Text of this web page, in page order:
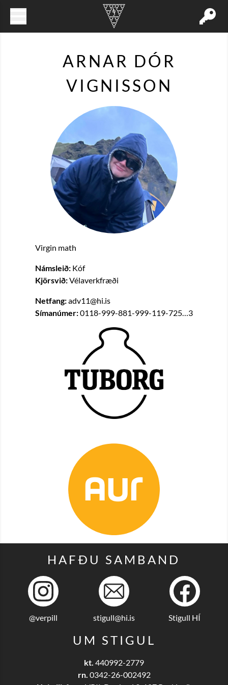
ARNAR DÓR
VIGNISSON
Virgin math
Námsleið: Kóf
Kjörsvið:Vélaverkfræði
Netfang:adv11@hi.is
Símanúmer:0118-999-881-999-119-725…3
HAFÐU SAMBAND
@verpill stigull@hi.is Stigull HÍ
UM STIGUL
kt. 440992-2779
rn. 0342-26-002492